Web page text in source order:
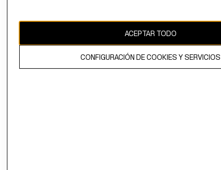
propiedad de H&M Hennes & Mauritz AB.ACEPTAR TODO
CONFIGURACIÓN DE COOKIES Y SERVICIOS